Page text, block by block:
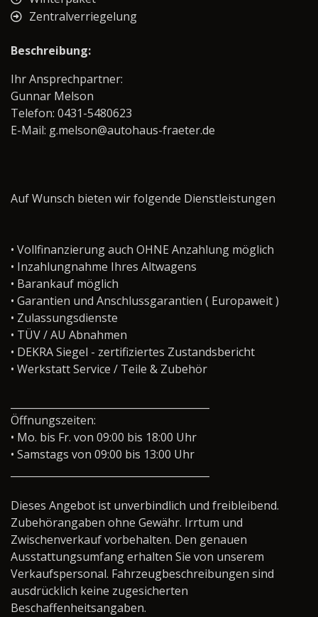
Zentralverriegelung
Beschreibung:
Ihr Ansprechpartner:
Gunnar Melson
Telefon: 0431-5480623
E-Mail: g.melson@autohaus-fraeter.de
Auf Wunsch bieten wir folgende Dienstleistungen
• Vollfinanzierung auch OHNE Anzahlung möglich
• Inzahlungnahme Ihres Altwagens
• Barankauf möglich
• Garantien und Anschlussgarantien ( Europaweit )
• Zulassungsdienste
• TÜV / AU Abnahmen
• DEKRA Siegel - zertifiziertes Zustandsbericht
• Werkstatt Service / Teile & Zubehör
Öffnungszeiten:
• Mo. bis Fr. von 09:00 bis 18:00 Uhr
• Samstags von 09:00 bis 13:00 Uhr
Dieses Angebot ist unverbindlich und freibleibend.
Zubehörangaben ohne Gewähr. Irrtum und
Zwischenverkauf vorbehalten. Den genauen
Ausstattungsumfang erhalten Sie von unserem
Verkaufspersonal. Fahrzeugbeschreibungen sind
ausdrücklich keine zugesicherten
Beschaffenheitsangaben.